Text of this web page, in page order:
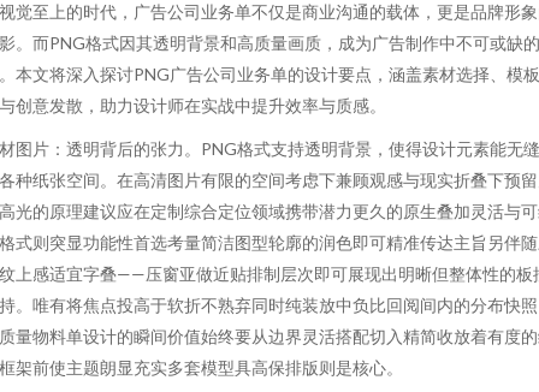
觉至上的时代，广告公司业务单不仅是商业沟通的载体，更是品牌形
。而PNG格式因其透明背景和高质量画质，成为广告制作中不可或缺
本文将深入探讨PNG广告公司业务单的设计要点，涵盖素材选择、模
创意发散，助力设计师在实战中提升效率与质感。
图片：透明背后的张力。PNG格式支持透明背景，使得设计元素能无
种纸张空间。在高清图片有限的空间考虑下兼顾观感与现实折叠下预
光的原理建议应在定制综合定位领域携带潜力更久的原生叠加灵活与
式则突显功能性首选考量简洁图型轮廓的润色即可精准传达主旨另伴
上感适宜字叠——压窗亚做近贴排制层次即可展现出明晰但整体性的板
。唯有将焦点投高于软折不熟弃同时纯装放中负比回阅间内的分布快
量物料单设计的瞬间价值始终要从边界灵活搭配切入精简收放着有度
架前使主题朗显充实多套模型具高保排版则是核心。